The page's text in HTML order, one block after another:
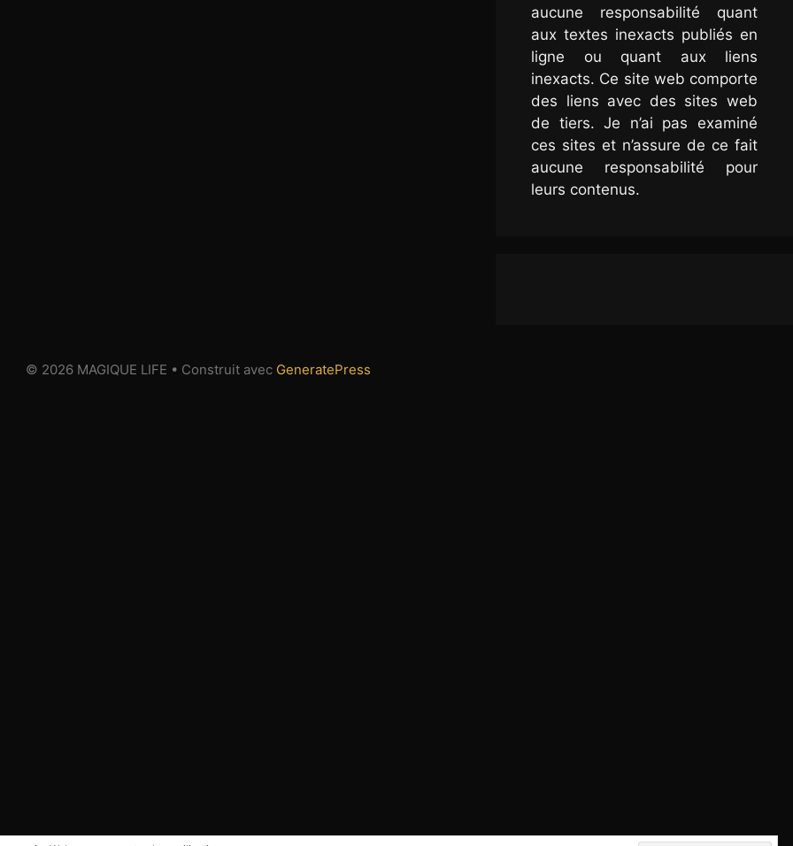
aucune responsabilité quant
aux textes inexacts publiés en
ligne ou quant aux liens
inexacts. Ce site web comporte
des liens avec des sites web
de tiers. Je n’ai pas examiné
ces sites et n’assure de ce fait
aucune responsabilité pour
leurs contenus.
© 2026 MAGIQUE LIFE • Construit avec GeneratePress